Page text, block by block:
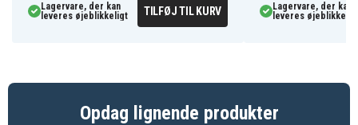
Lagervare, der kan
leveres øjeblikkeligt
TILFØJ TIL KURV
Lagervare, der kan
leveres
Opdag lignende produkter